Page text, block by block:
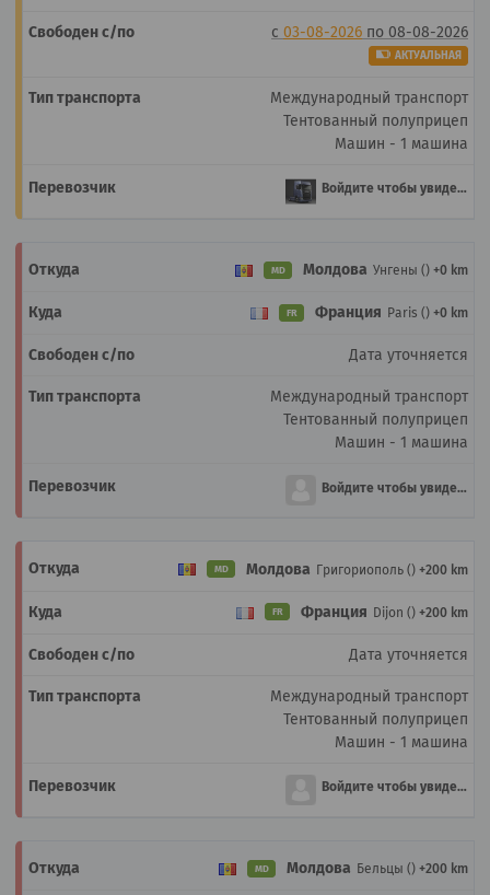
с 03-08-2026 по 08-08-2026
АКТУАЛЬНАЯ
Международный транспорт
Тентованный полуприцеп
Машин - 1 машина
Войдите чтобы увидеть
MD Молдова Унгены () +0 km
FR Франция Paris () +0 km
Дата уточняется
Международный транспорт
Тентованный полуприцеп
Машин - 1 машина
Войдите чтобы увидеть
MD Молдова Григориополь () +200 km
FR Франция Dijon () +200 km
Дата уточняется
Международный транспорт
Тентованный полуприцеп
Машин - 1 машина
Войдите чтобы увидеть
MD Молдова Бельцы () +200 km